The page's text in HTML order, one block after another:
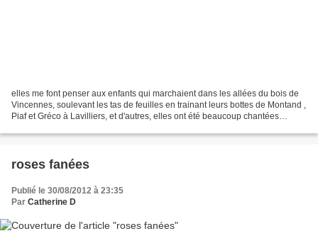
elles me font penser aux enfants qui marchaient dans les allées du bois de
Vincennes, soulevant les tas de feuilles en trainant leurs bottes de Montand ,
Piaf et Gréco à Lavilliers, et d'autres, elles ont été beaucoup chantées
roses fanées
Publié le 30/08/2012 à 23:35
Par Catherine D